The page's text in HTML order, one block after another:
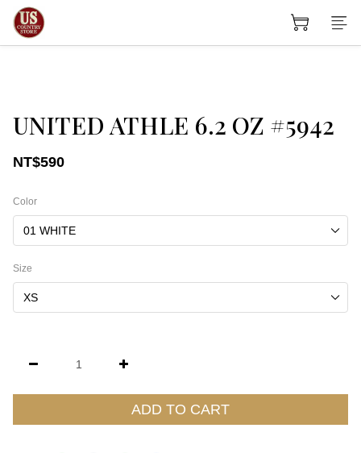
UNITED ATHLE 6.2 OZ #5942
NT$590
Color
Size
ADD TO CART